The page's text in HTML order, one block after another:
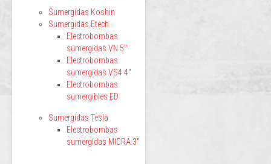
Sumergidas Koshin
Sumergidas Etech
Electrobombas
sumergidas VN 5"
Electrobombas
sumergidas VS4 4"
Electrobombas
sumergibles ED
Sumergidas Tesla
Electrobombas
sumergidas MICRA 3"